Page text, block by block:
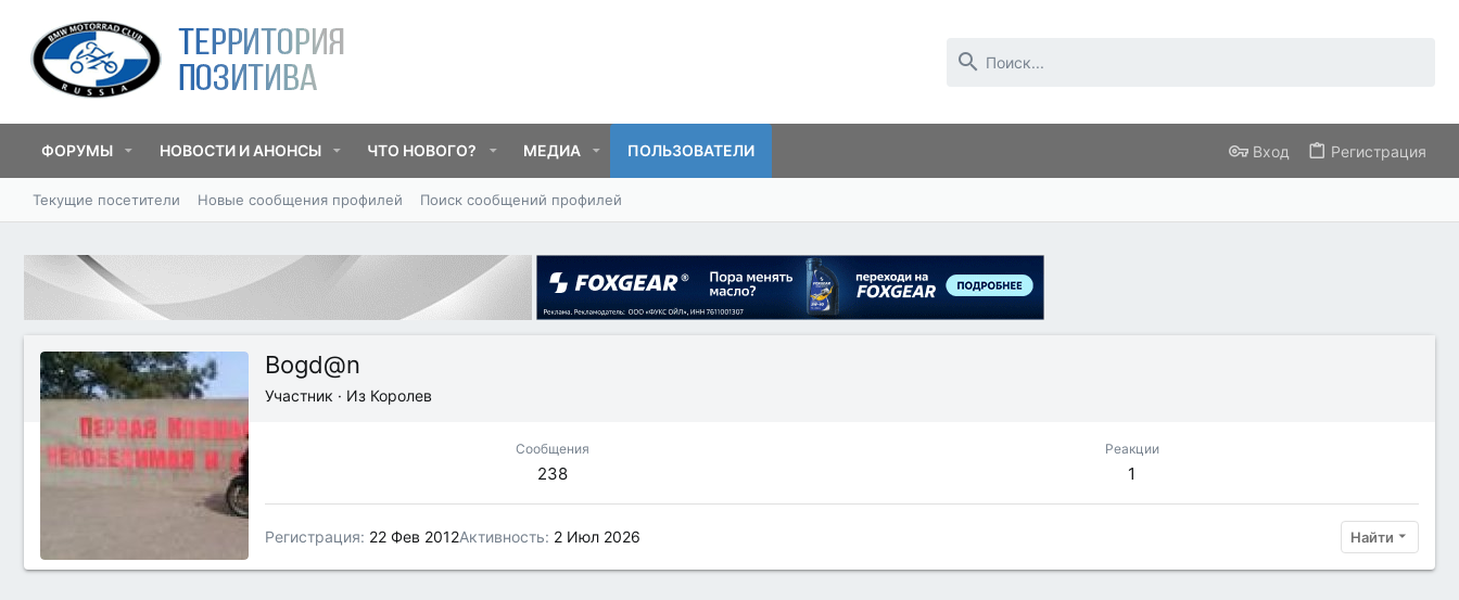
ФОРУМЫ НОВОСТИ И АНОНСЫ ЧТО НОВОГО? МЕДИА ПОЛЬЗОВАТЕЛИ Вход Регистрация
Текущие посетители Новые сообщения профилей Поиск сообщений профилей
Bogd@n
Участник · Из Королев
Сообщения
238
Реакции
1
Регистрация 22 Фев 2012Активность 2 Июл 2026 Найти